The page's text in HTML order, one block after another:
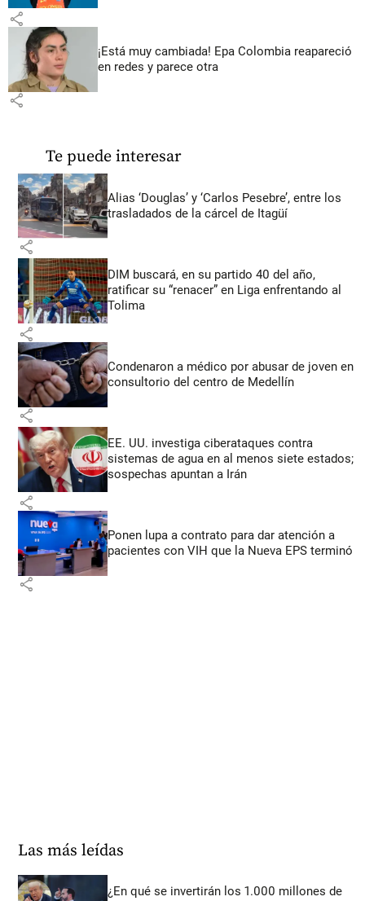
share
¡Está muy cambiada! Epa Colombia reapareció
en redes y parece otra
share
Te puede interesar
Alias ‘Douglas’ y ‘Carlos Pesebre’, entre los
trasladados de la cárcel de Itagüí
share
DIM buscará, en su partido 40 del año,
ratificar su “renacer” en Liga enfrentando al
Tolima
share
Condenaron a médico por abusar de joven en
consultorio del centro de Medellín
share
EE. UU. investiga ciberataques contra
sistemas de agua en al menos siete estados;
sospechas apuntan a Irán
share
Ponen lupa a contrato para dar atención a
pacientes con VIH que la Nueva EPS terminó
share
Las más leídas
¿En qué se invertirán los 1.000 millones de